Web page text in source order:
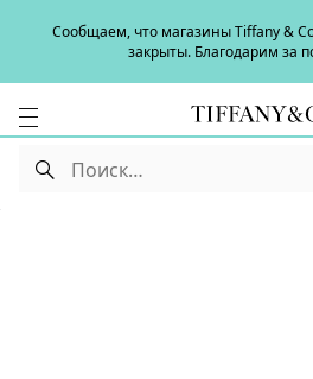
Сообщаем, что магазины Tiffany &
закрыты. Благодарим за